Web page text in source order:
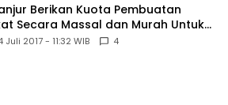
Berikan Kuota Pembuatan
Secara Massal dan Murah Untuk
Juli 2017 - 11:32 WIB 4